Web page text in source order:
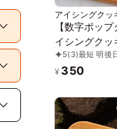
アイシングクッ
【数字ポッ
イシングクッキー
ケーキ クッキ
レーションケ
子 推し活 推
5(3)最短 明後
¥ 350